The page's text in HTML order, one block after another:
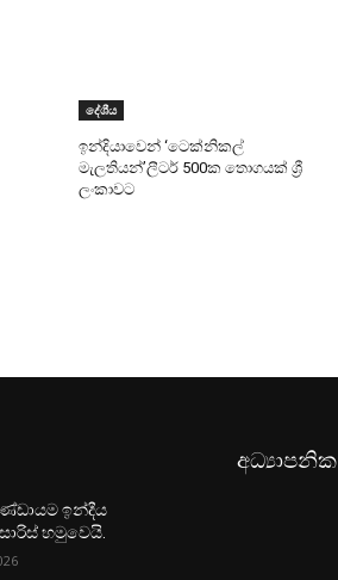
දේශීය
ඉන්දියාවෙන් ‘ටෙක්නිකල්
මැලතියන්’ලීටර් 500ක තොගයක් ශ්‍රී
ලංකාවට
ඉන්දීය
හමුවෙයි.
අධ්‍යාපනික